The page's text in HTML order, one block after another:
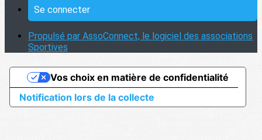
Se connecter
Propulsé par AssoConnect, le logiciel des associations
Sportives
Notification lors de la collecte
Vos choix en matière de confidentialité